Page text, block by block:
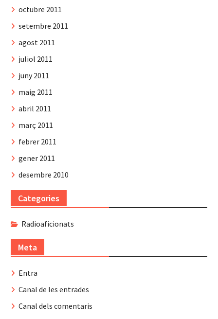
octubre 2011
setembre 2011
agost 2011
juliol 2011
juny 2011
maig 2011
abril 2011
març 2011
febrer 2011
gener 2011
desembre 2010
Categories
Radioaficionats
Meta
Entra
Canal de les entrades
Canal dels comentaris